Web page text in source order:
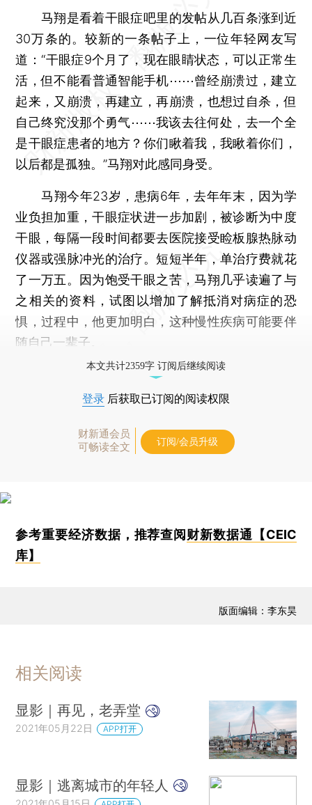
马翔是看着干眼症吧里的发帖从几百条涨到近
30万条的。较新的一条帖子上，一位年轻网友写
道：“干眼症9个月了，现在眼睛状态，可以正常生
活，但不能看普通智能手机⋯⋯曾经崩溃过，建立
起来，又崩溃，再建立，再崩溃，也想过自杀，但
自己终究没那个勇气⋯⋯我该去往何处，去一个全
是干眼症患者的地方？你们瞅着我，我瞅着你们，
以后都是孤独。”马翔对此感同身受。
马翔今年23岁，患病6年，去年年末，因为学
业负担加重，干眼症状进一步加剧，被诊断为中度
干眼，每隔一段时间都要去医院接受睑板腺热脉动
仪器或强脉冲光的治疗。短短半年，单治疗费就花
了一万五。因为饱受干眼之苦，马翔几乎读遍了与
之相关的资料，试图以增加了解抵消对病症的恐
惧，过程中，他更加明白，这种慢性疾病可能要伴
随自己一辈子。
本文共计2359字 订阅后继续阅读
登录 后获取已订阅的阅读权限
财新通会员
可畅读全文
订阅/会员升级
参考重要经济数据，推荐查阅财新数据通【CEIC
库】
版面编辑：李东昊
相关阅读
显影｜再见，老弄堂
2021年05月22日 APP打开
显影｜逃离城市的年轻人